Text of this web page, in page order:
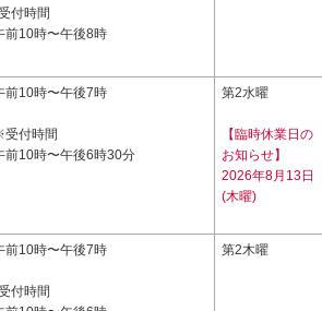
付時間
前10時〜午後8時
前10時〜午後7時
付時間
前10時〜午後6時30分
第2水曜
【臨時休業日の
お知らせ】
2026年8月13日
(木曜)
前10時〜午後7時
付時間
第2木曜